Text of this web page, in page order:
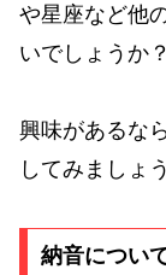
や星座など他
いでしょうか？
興味があるな
してみましょ
納音につい